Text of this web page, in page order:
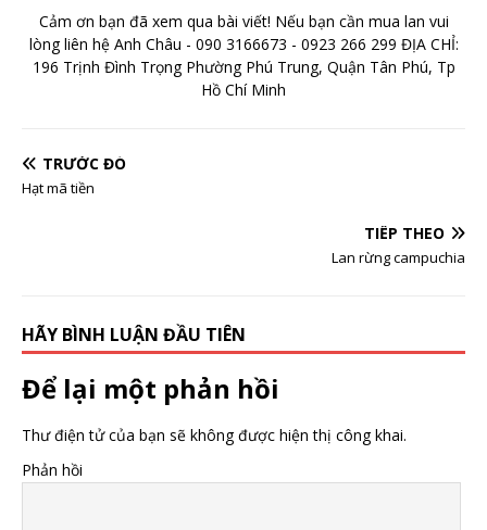
Cảm ơn bạn đã xem qua bài viết! Nếu bạn cần mua lan vui
lòng liên hệ Anh Châu - 090 3166673 - 0923 266 299 ĐỊA CHỈ:
196 Trịnh Đình Trọng Phường Phú Trung, Quận Tân Phú, Tp
Hồ Chí Minh
TRƯỚC ĐÓ
Hạt mã tiền
TIẾP THEO
Lan rừng campuchia
HÃY BÌNH LUẬN ĐẦU TIÊN
Để lại một phản hồi
Thư điện tử của bạn sẽ không được hiện thị công khai.
Phản hồi